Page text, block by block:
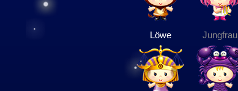
Löwe Jungfrau